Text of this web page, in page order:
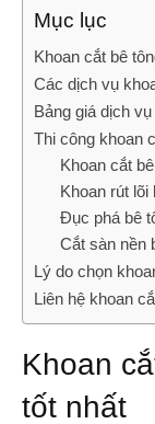
Mục lục
Khoan cắt bê
Các dịch vụ
Bảng giá dịch
Thi công khoan
Khoan cắt
Khoan rút lõi
Đục phá bê
Cắt sàn nền
Lý do chọn
Liên hệ khoan
Khoan
tốt nhất